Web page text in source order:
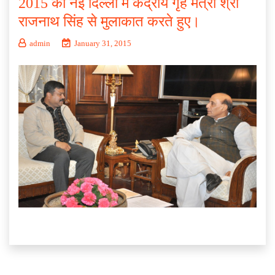
2015 को नई दिल्ली में केंद्रीय गृह मंत्री श्री
राजनाथ सिंह से मुलाकात करते हुए।
admin January 31, 2015